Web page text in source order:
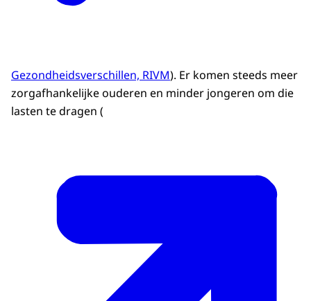
Gezondheidsverschillen, RIVM). Er komen steeds meer
zorgafhankelijke ouderen en minder jongeren om die
lasten te dragen (